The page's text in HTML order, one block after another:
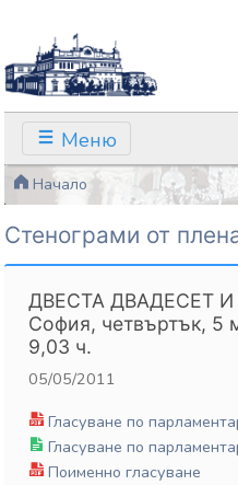
Меню
Начало
Стенограми от
ДВЕСТА ДВАДЕСЕТ
София, четвъртък, 5
9,03 ч.
05/05/2011
Гласуване по
Гласуване по
Поименно гласуване